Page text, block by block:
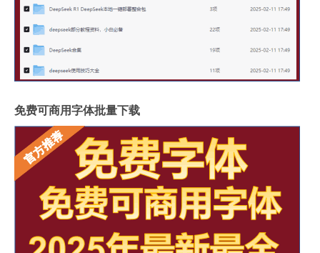
免费可商用字体批量下载